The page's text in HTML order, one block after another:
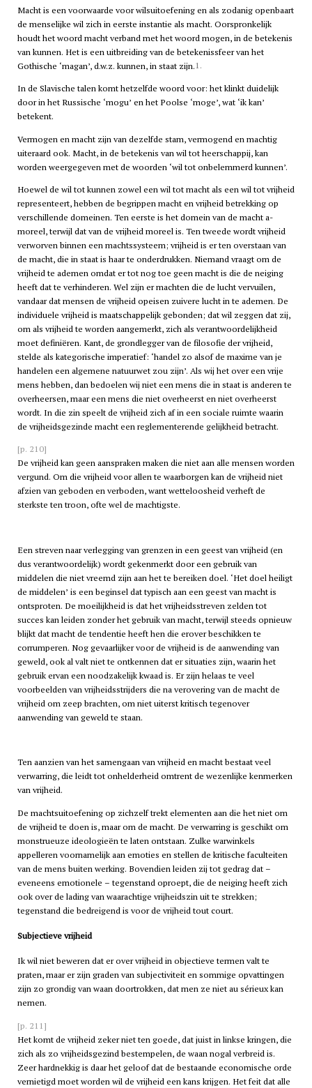
Macht is een voorwaarde voor wilsuitoefening en als zodanig openbaart
de menselijke wil zich in eerste instantie als macht. Oorspronkelijk
houdt het woord macht verband met het woord mogen, in de betekenis
van kunnen. Het is een uitbreiding van de betekenissfeer van het
Gothische ‘magan’, d.w.z. kunnen, in staat zijn.1.
In de Slavische talen komt hetzelfde woord voor: het klinkt duidelijk
door in het Russische ‘mogu’ en het Poolse ‘moge’, wat ‘ik kan’
betekent.
Vermogen en macht zijn van dezelfde stam, vermogend en machtig
uiteraard ook. Macht, in de betekenis van wil tot heerschappij, kan
worden weergegeven met de woorden ‘wil tot onbelemmerd kunnen’.
Hoewel de wil tot kunnen zowel een wil tot macht als een wil tot vrijheid
representeert, hebben de begrippen macht en vrijheid betrekking op
verschillende domeinen. Ten eerste is het domein van de macht a-
moreel, terwijl dat van de vrijheid moreel is. Ten tweede wordt vrijheid
verworven binnen een machtssysteem; vrijheid is er ten overstaan van
de macht, die in staat is haar te onderdrukken. Niemand vraagt om de
vrijheid te ademen omdat er tot nog toe geen macht is die de neiging
heeft dat te verhinderen. Wel zijn er machten die de lucht vervuilen,
vandaar dat mensen de vrijheid opeisen zuivere lucht in te ademen. De
individuele vrijheid is maatschappelijk gebonden; dat wil zeggen dat zij,
om als vrijheid te worden aangemerkt, zich als verantwoordelijkheid
moet definiëren. Kant, de grondlegger van de filosofie der vrijheid,
stelde als kategorische imperatief: ‘handel zo alsof de maxime van je
handelen een algemene natuurwet zou zijn’. Als wij het over een vrije
mens hebben, dan bedoelen wij niet een mens die in staat is anderen te
overheersen, maar een mens die niet overheerst en niet overheerst
wordt. In die zin speelt de vrijheid zich af in een sociale ruimte waarin
de vrijheidsgezinde macht een reglementerende gelijkheid betracht.
[p. 210]
De vrijheid kan geen aanspraken maken die niet aan alle mensen worden
vergund. Om die vrijheid voor allen te waarborgen kan de vrijheid niet
afzien van geboden en verboden, want wetteloosheid verheft de
sterkste ten troon, ofte wel de machtigste.
Een streven naar verlegging van grenzen in een geest van vrijheid (en
dus verantwoordelijk) wordt gekenmerkt door een gebruik van
middelen die niet vreemd zijn aan het te bereiken doel. ‘Het doel heiligt
de middelen’ is een beginsel dat typisch aan een geest van macht is
ontsproten. De moeilijkheid is dat het vrijheidsstreven zelden tot
succes kan leiden zonder het gebruik van macht, terwijl steeds opnieuw
blijkt dat macht de tendentie heeft hen die erover beschikken te
corrumperen. Nog gevaarlijker voor de vrijheid is de aanwending van
geweld, ook al valt niet te ontkennen dat er situaties zijn, waarin het
gebruik ervan een noodzakelijk kwaad is. Er zijn helaas te veel
voorbeelden van vrijheidsstrijders die na verovering van de macht de
vrijheid om zeep brachten, om niet uiterst kritisch tegenover
aanwending van geweld te staan.
Ten aanzien van het samengaan van vrijheid en macht bestaat veel
verwarring, die leidt tot onhelderheid omtrent de wezenlijke kenmerken
van vrijheid.
De machtsuitoefening op zichzelf trekt elementen aan die het niet om
de vrijheid te doen is, maar om de macht. De verwarring is geschikt om
monstrueuze ideologieën te laten ontstaan. Zulke warwinkels
appelleren voornamelijk aan emoties en stellen de kritische faculteiten
van de mens buiten werking. Bovendien leiden zij tot gedrag dat –
eveneens emotionele – tegenstand oproept, die de neiging heeft zich
ook over de lading van waarachtige vrijheidszin uit te strekken;
tegenstand die bedreigend is voor de vrijheid tout court.
Subjectieve vrijheid
Ik wil niet beweren dat er over vrijheid in objectieve termen valt te
praten, maar er zijn graden van subjectiviteit en sommige opvattingen
zijn zo grondig van waan doortrokken, dat men ze niet au sérieux kan
nemen.
[p. 211]
Het komt de vrijheid zeker niet ten goede, dat juist in linkse kringen, die
zich als zo vrijheidsgezind bestempelen, de waan nogal verbreid is.
Zeer hardnekkig is daar het geloof dat de bestaande economische orde
vernietigd moet worden wil de vrijheid een kans krijgen. Het feit dat alle